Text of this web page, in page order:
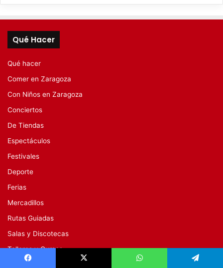
Qué Hacer
Qué hacer
Comer en Zaragoza
Con Niños en Zaragoza
Conciertos
De Tiendas
Espectáculos
Festivales
Deporte
Ferias
Mercadillos
Rutas Guiadas
Salas y Discotecas
Talleres y Cursos